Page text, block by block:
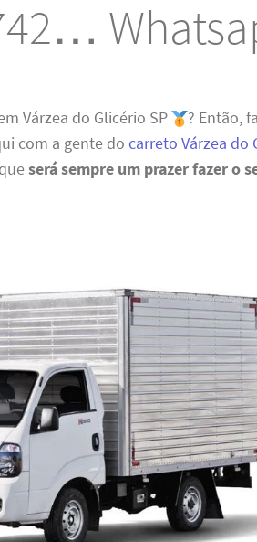
Várzea do Glicério SP
? Então,
com a gente docarreto Várzea do
será sempre um prazer fazer o